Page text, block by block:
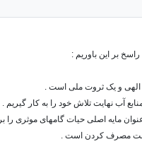
بر این باوریم :